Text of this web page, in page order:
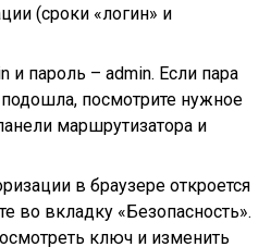
(сроки «логин» и
и пароль – admin. Если пара
посмотрите нужное
маршрутизатора и
в браузере откроется
во вкладку «Безопасность».
ключ и изменить